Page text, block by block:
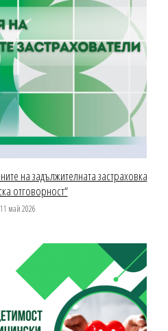
на задължителната застраховка
отговорност“
11 май 2026